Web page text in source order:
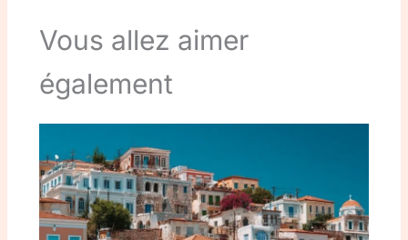
Vous allez aimer
également